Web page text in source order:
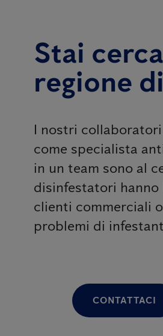
Stai
regione
I nostri
come specialista
in un team sono al
disinfestatori hanno
clienti commerciali
problemi di
CONTATTACI